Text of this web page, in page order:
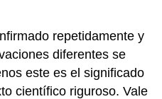
repetidamente y
diferentes se
este es el significado
científico riguroso. Vale